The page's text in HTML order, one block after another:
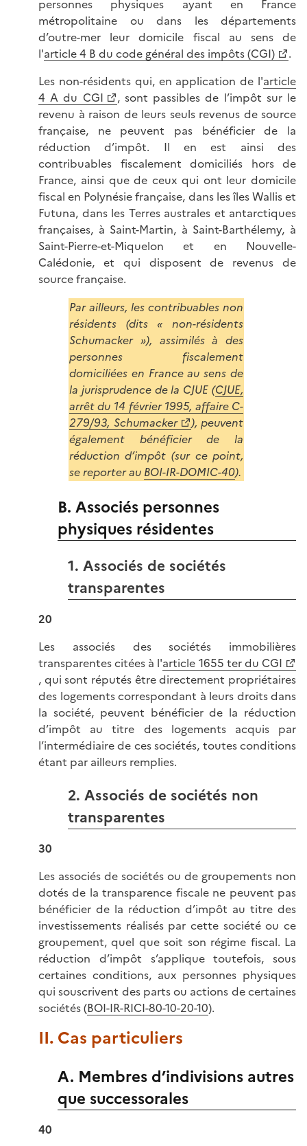
personnes physiques ayant en France
métropolitaine ou dans les départements
d’outre-mer leur domicile fiscal au sens de
l'article 4 B du code général des impôts (CGI)
.
Les non-résidents qui, en application de l'article
4 A du CGI
, sont passibles de l’impôt sur le
revenu à raison de leurs seuls revenus de source
française, ne peuvent pas bénéficier de la
réduction d’impôt. Il en est ainsi des
contribuables fiscalement domiciliés hors de
France, ainsi que de ceux qui ont leur domicile
fiscal en Polynésie française, dans les îles Wallis et
Futuna, dans les Terres australes et antarctiques
françaises, à Saint-Martin, à Saint-Barthélemy, à
Saint-Pierre-et-Miquelon et en Nouvelle-
Calédonie, et qui disposent de revenus de
source française.
Par ailleurs, les contribuables non
résidents (dits « non-résidents
Schumacker »), assimilés à des
personnes fiscalement
domiciliées en France au sens de
la jurisprudence de la CJUE (CJUE,
arrêt du 14 février 1995, affaire C-
279/93, Schumacker
), peuvent
également bénéficier de la
réduction d’impôt (sur ce point,
se reporter au BOI-IR-DOMIC-40).
B. Associés personnes
physiques résidentes
1. Associés de sociétés
transparentes
20
Les associés des sociétés immobilières
transparentes citées à l'article 1655 ter du CGI
, qui sont réputés être directement propriétaires
des logements correspondant à leurs droits dans
la société, peuvent bénéficier de la réduction
d’impôt au titre des logements acquis par
l’intermédiaire de ces sociétés, toutes conditions
étant par ailleurs remplies.
2. Associés de sociétés non
transparentes
30
Les associés de sociétés ou de groupements non
dotés de la transparence fiscale ne peuvent pas
bénéficier de la réduction d’impôt au titre des
investissements réalisés par cette société ou ce
groupement, quel que soit son régime fiscal. La
réduction d’impôt s’applique toutefois, sous
certaines conditions, aux personnes physiques
qui souscrivent des parts ou actions de certaines
sociétés (BOI-IR-RICI-80-10-20-10).
II. Cas particuliers
A. Membres d’indivisions autres
que successorales
40